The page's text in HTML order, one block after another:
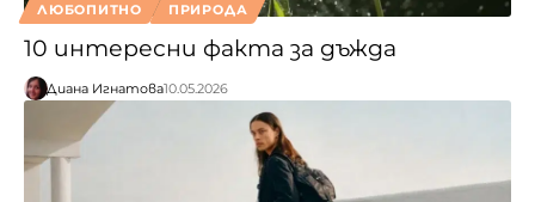
ЛЮБОПИТНО ПРИРОДА
10 интересни факта за дъжда
Диана Игнатова10.05.2026